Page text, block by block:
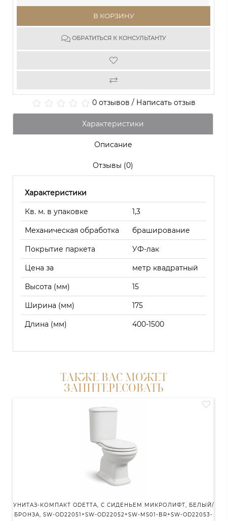
В КОРЗИНУ
ОБРАТИТЬСЯ К КОНСУЛЬТАНТУ
0 отзывов / Написать отзыв
Характеристики
Описание
Отзывы (0)
Характеристики
Кв. м. в упаковке 1,3
Механическая обработка браширование
Покрытие паркета УФ-лак
Цена за метр квадратный
Высота (мм) 15
Ширина (мм) 175
Длина (мм) 400-1500
ТАКЖЕ ВАС МОЖЕТ
ЗАИНТЕРЕСОВАТЬ
УНИТАЗ-КОМПАКТ ODETTA, С СИДЕНЬЕМ МИКРОЛИФТ, БЕЛЫЙ/
БРОНЗА, SW-OD22051+SW-OD22052+SW-MS01-BR+SW-OD22053-